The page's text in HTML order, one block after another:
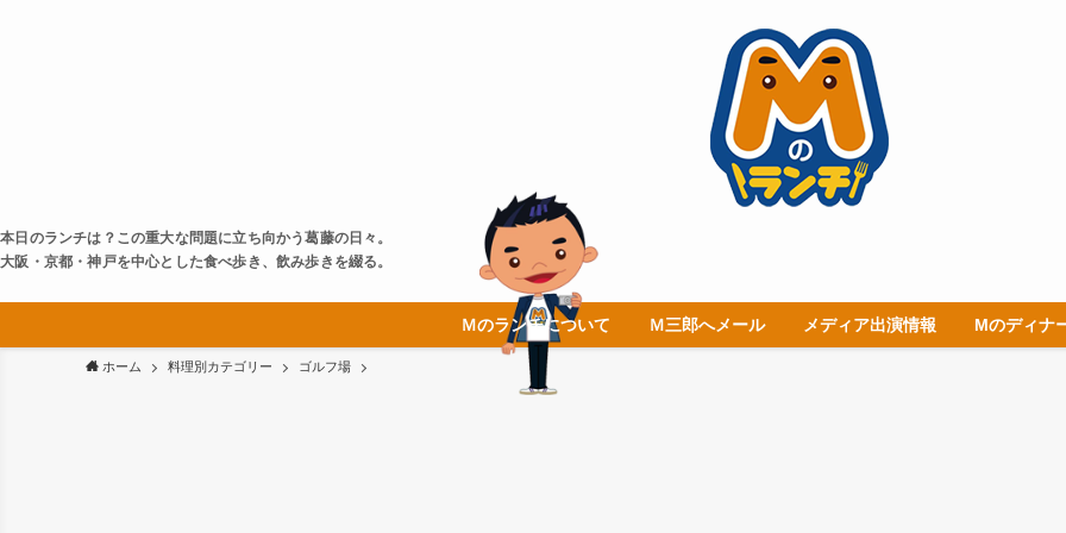
本日のランチは？この重大な問題に立ち向かう葛藤の日々。
大阪・京都・神戸を中心とした食べ歩き、飲み歩きを綴る。
Ｍのランチについて Ｍ三郎へメール メディア出演情報 Mのディナ
ホーム 料理別カテゴリー ゴルフ場